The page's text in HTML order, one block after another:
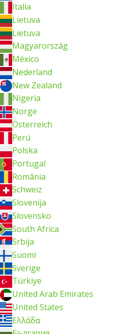
Italia
Lietuva
Lietuva
Magyarország
México
Nederland
New Zealand
Nigeria
Norge
Österreich
Perú
Polska
Portugal
România
Schweiz
Slovenija
Slovensko
South Africa
Srbija
Suomi
Sverige
Türkiye
United Arab Emirates
United States
Ελλάδα